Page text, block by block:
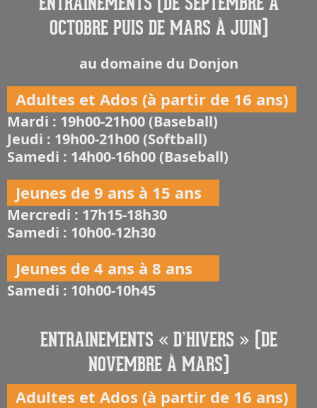
OCTOBRE PUIS DE MARS À JUIN)
au domaine du Donjon
Adultes et Ados (à partir de 16 ans)
Mardi : 19h00-21h00 (Baseball)
Jeudi : 19h00-21h00 (Softball)
Samedi : 14h00-16h00 (Baseball)
Jeunes de 9 ans à 15 ans
Mercredi : 17h15-18h30
Samedi : 10h00-12h30
Jeunes de 4 ans à 8 ans
Samedi : 10h00-10h45
ENTRAINEMENTS « D’HIVERS » (DE
NOVEMBRE À MARS)
Adultes et Ados (à partir de 16 ans)